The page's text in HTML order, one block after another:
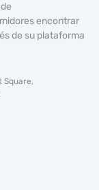
encontrar
de su plataforma
Square,